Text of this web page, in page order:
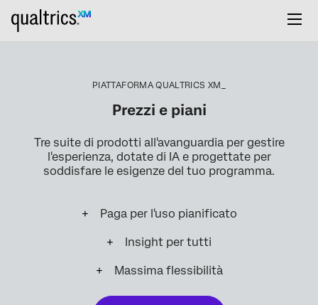
PIATTAFORMA QUALTRICS XM_
Prezzi e piani
Tre suite di prodotti all'avanguardia per gestire
l'esperienza, dotate di IA e progettate per
soddisfare le esigenze del tuo programma.
Paga per l'uso pianificato
Insight per tutti
Massima flessibilità